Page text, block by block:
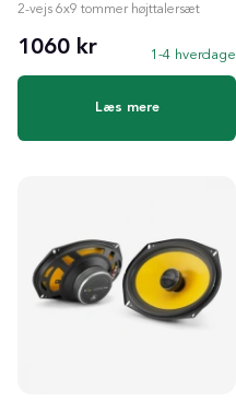
2-vejs 6x9 tommer højttalersæt
1060 kr 1-4 hverdage
Læs mere